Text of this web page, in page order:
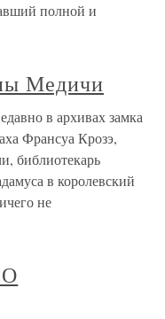
полной и
Медичи
в архивах замка
Франсуа Крозэ,
библиотекарь
в королевский
не